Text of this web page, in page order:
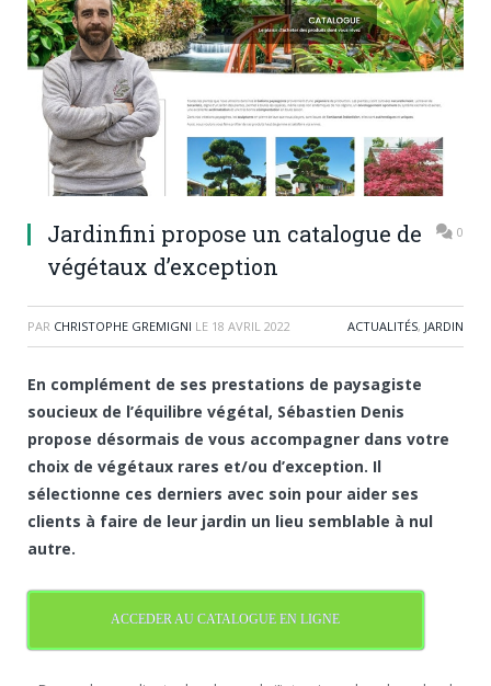
Jardinfini propose un catalogue de
végétaux d’exception
0
PAR CHRISTOPHE GREMIGNI LE 18 AVRIL 2022 ACTUALITÉS, JARDIN
En complément de ses prestations de paysagiste
soucieux de l’équilibre végétal, Sébastien Denis
propose désormais de vous accompagner dans votre
choix de végétaux rares et/ou d’exception. Il
sélectionne ces derniers avec soin pour aider ses
clients à faire de leur jardin un lieu semblable à nul
autre.
ACCEDER AU CATALOGUE EN LIGNE